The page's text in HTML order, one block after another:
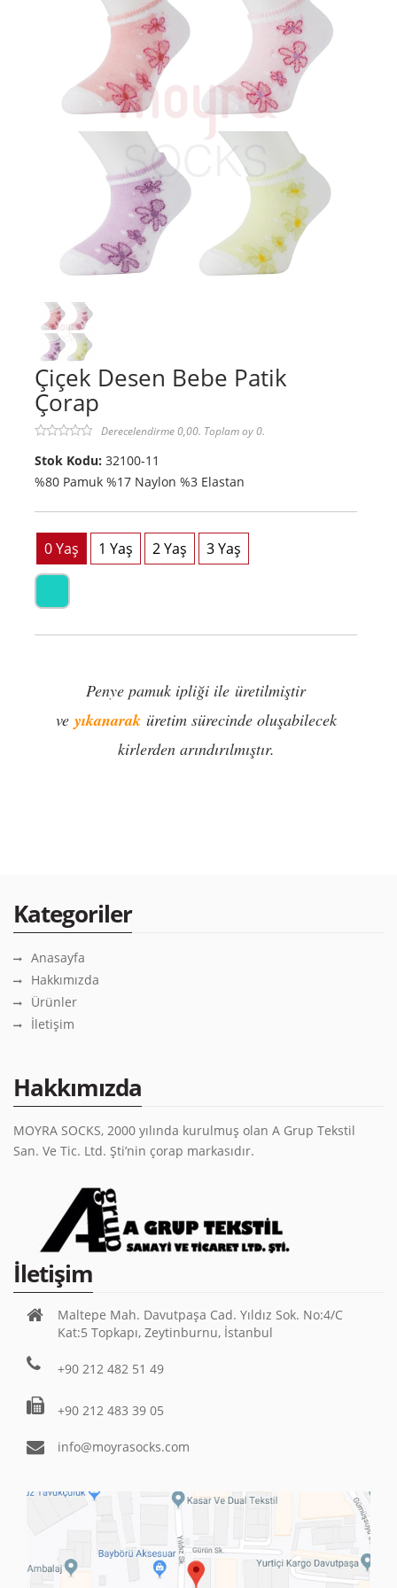
Çiçek Desen Bebe Patik
Çorap
Derecelendirme 0,00. Toplam oy 0.
Stok Kodu: 32100-11
%80 Pamuk %17 Naylon %3 Elastan
Penye pamuk ipliği ile üretilmiştir
ve yıkanaraküretim sürecinde oluşabilecek
kirlerden arındırılmıştır.
Kategoriler
Anasayfa
Hakkımızda
Ürünler
İletişim
Hakkımızda
MOYRA SOCKS, 2000 yılında kurulmuş olan A Grup Tekstil
San. Ve Tic. Ltd. Şti’nin çorap markasıdır.
İletişim
Maltepe Mah. Davutpaşa Cad. Yıldız Sok. No:4/C
Kat:5 Topkapı, Zeytinburnu, İstanbul
+90 212 482 51 49
+90 212 483 39 05
info@moyrasocks.com